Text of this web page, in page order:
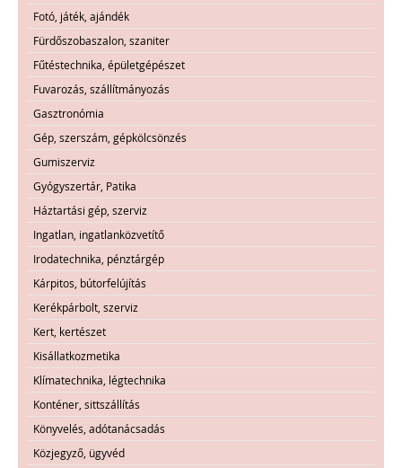
Fotó, játék, ajándék
Fürdőszobaszalon, szaniter
Fűtéstechnika, épületgépészet
Fuvarozás, szállítmányozás
Gasztronómia
Gép, szerszám, gépkölcsönzés
Gumiszerviz
Gyógyszertár, Patika
Háztartási gép, szerviz
Ingatlan, ingatlanközvetítő
Irodatechnika, pénztárgép
Kárpitos, bútorfelújítás
Kerékpárbolt, szerviz
Kert, kertészet
Kisállatkozmetika
Klímatechnika, légtechnika
Konténer, sittszállítás
Könyvelés, adótanácsadás
Közjegyző, ügyvéd